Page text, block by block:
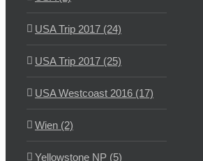
USA Trip 2017 (24)
USA Trip 2017 (25)
USA Westcoast 2016 (17)
Wien (2)
Yellowstone NP (5)